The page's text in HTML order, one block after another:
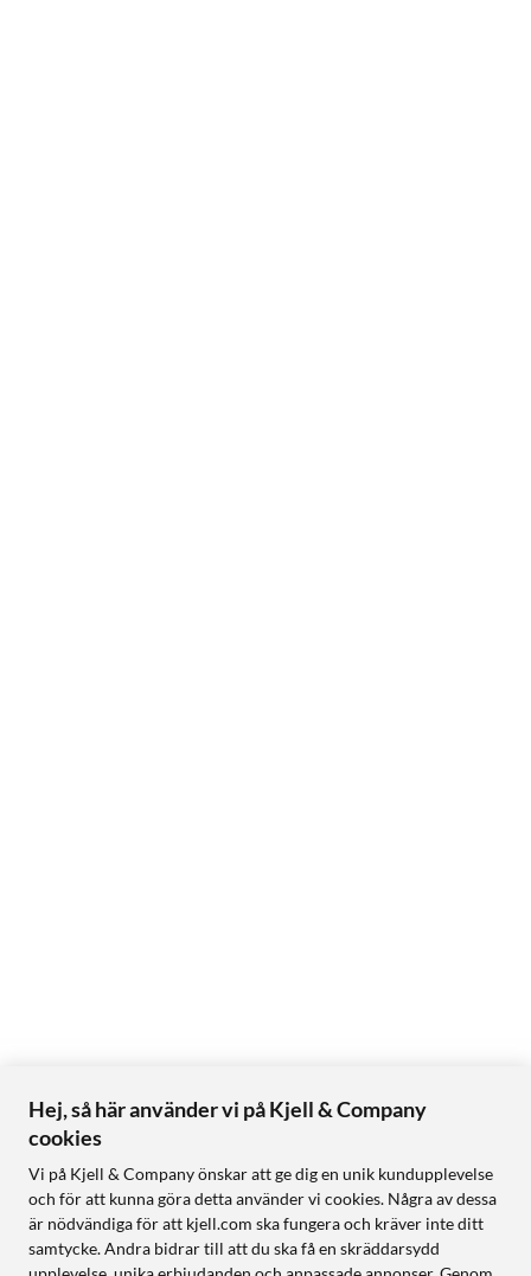
Hej, så här använder vi på Kjell & Company
cookies
Vi på Kjell & Company önskar att ge dig en unik kundupplevelse
och för att kunna göra detta använder vi cookies. Några av dessa
är nödvändiga för att kjell.com ska fungera och kräver inte ditt
samtycke. Andra bidrar till att du ska få en skräddarsydd